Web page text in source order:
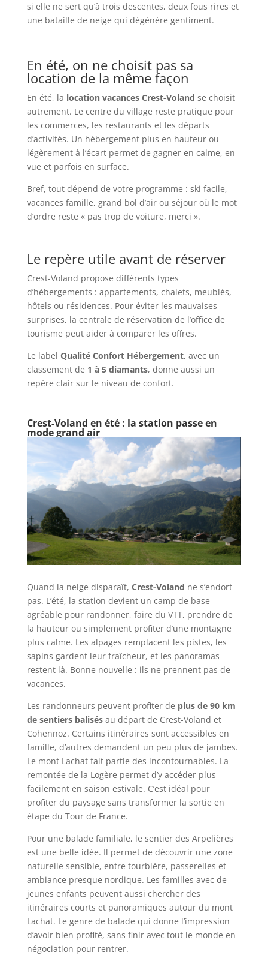
si elle ne sert qu’à trois descentes, deux fous rires et
une bataille de neige qui dégénère gentiment.
En été, on ne choisit pas sa
location de la même façon
En été, la location vacances Crest-Voland se choisit
autrement. Le centre du village reste pratique pour
les commerces, les restaurants et les départs
d’activités. Un hébergement plus en hauteur ou
légèrement à l’écart permet de gagner en calme, en
vue et parfois en surface.
Bref, tout dépend de votre programme : ski facile,
vacances famille, grand bol d’air ou séjour où le mot
d’ordre reste « pas trop de voiture, merci ».
Le repère utile avant de réserver
Crest-Voland propose différents types
d’hébergements : appartements, chalets, meublés,
hôtels ou résidences. Pour éviter les mauvaises
surprises, la centrale de réservation de l’office de
tourisme peut aider à comparer les offres.
Le label Qualité Confort Hébergement, avec un
classement de 1 à 5 diamants, donne aussi un
repère clair sur le niveau de confort.
Crest-Voland en été : la station passe en
mode grand air
Quand la neige disparaît, Crest-Voland ne s’endort
pas. L’été, la station devient un camp de base
agréable pour randonner, faire du VTT, prendre de
la hauteur ou simplement profiter d’une montagne
plus calme. Les alpages remplacent les pistes, les
sapins gardent leur fraîcheur, et les panoramas
restent là. Bonne nouvelle : ils ne prennent pas de
vacances.
Les randonneurs peuvent profiter de plus de 90 km
de sentiers balisésau départ de Crest-Voland et
Cohennoz. Certains itinéraires sont accessibles en
famille, d’autres demandent un peu plus de jambes.
Le mont Lachat fait partie des incontournables. La
remontée de la Logère permet d’y accéder plus
facilement en saison estivale. C’est idéal pour
profiter du paysage sans transformer la sortie en
étape du Tour de France.
Pour une balade familiale, le sentier des Arpelières
est une belle idée. Il permet de découvrir une zone
naturelle sensible, entre tourbière, passerelles et
ambiance presque nordique. Les familles avec de
jeunes enfants peuvent aussi chercher des
itinéraires courts et panoramiques autour du mont
Lachat. Le genre de balade qui donne l’impression
d’avoir bien profité, sans finir avec tout le monde en
négociation pour rentrer.